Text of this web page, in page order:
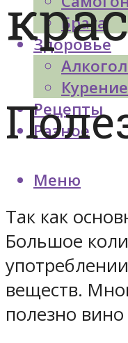
Брага
Здоровье
Курение
Рецепты
Разное
Меню
Так как
Большое
веществ.
полезно